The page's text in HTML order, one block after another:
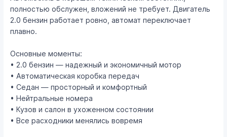
полностью обслужен, вложений не требует. Двигатель
2.0 бензин работает ровно, автомат переключает
плавно.
Основные моменты:
• 2.0 бензин — надежный и экономичный мотор
• Автоматическая коробка передач
• Седан — просторный и комфортный
• Нейтральные номера
• Кузов и салон в ухоженном состоянии
• Все расходники менялись вовремя